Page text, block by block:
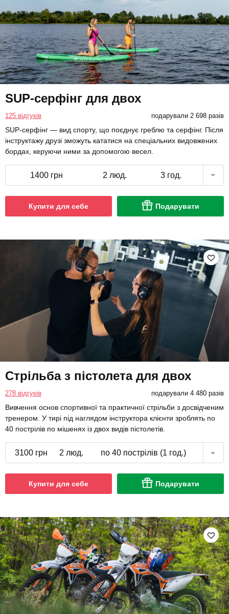
SUP-серфінг для двох
125 відгуків подарували 2 698 разів
SUP-серфінг — вид спорту, що поєднує греблю та серфінг. Після
інструктажу друзі зможуть кататися на спеціальних видовжених
бордах, керуючи ними за допомогою весел.
1400 грн 2 люд. 3 год.
Купити для себе Подарувати
Стрільба з пістолета для двох
278 відгуків подарували 4 480 разів
Вивчення основ спортивної та практичної стрільби з досвідченим
тренером. У тирі під наглядом інструктора клієнти зроблять по
40 пострілів по мішенях із двох видів пістолетів.
3100 грн 2 люд. по 40 пострілів (1 год.)
Купити для себе Подарувати